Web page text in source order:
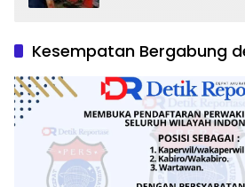
Kesempatan Bergabung